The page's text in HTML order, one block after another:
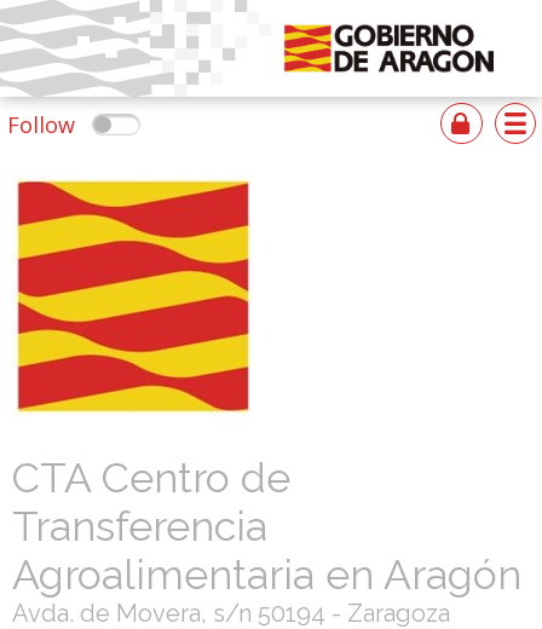
Follow
CTA Centro de
Transferencia
Agroalimentaria en Aragón
Avda. de Movera, s/n 50194 - Zaragoza